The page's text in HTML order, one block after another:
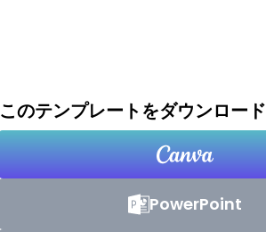
このテンプレートをダウンロード
PowerPoint